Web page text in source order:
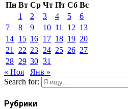
Пн Вт Ср Чт Пт Сб Вс
1
2 3 4 5
6
7
8 9 10 11 12 13
14 15 16 17 18 19 20
21
22 23 24 25 26 27
28 29 30 31
« Ноя
Янв »
Search for:
Рубрики